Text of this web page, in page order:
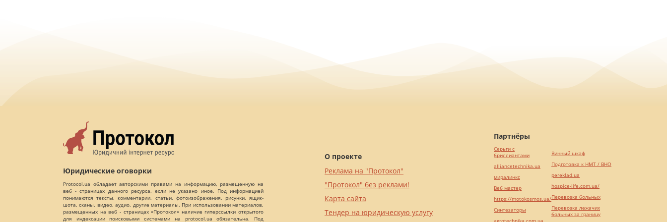
Юридические оговорки
Protocol.ua обладает авторскими правами на информацию, размещенную на
веб - страницах данного ресурса, если не указано иное. Под информацией
понимаются тексты, комментарии, статьи, фотоизображения, рисунки, ящик-
шота, сканы, видео, аудио, другие материалы. При использовании материалов,
размещенных на веб - страницах «Протокол» наличие гиперссылки открытого
для индексации поисковыми системами на protocol.ua обязательна. Под
О проекте
Реклама на "Протокол"
"Протокол" без реклами!
Карта сайта
Тендер на юридическую услугу
Партнёры
Серьги с
бриллиантами
alliancetechnika.ua
миралинкс
Веб мастер
https://motokosmos.ua/
Синтезаторы
agrotechnika.com.ua
Винный шкаф
Подготовка к НМТ / ВНО
pereklad.ua
hospice-life.com.ua/
Перевозка больных
Перевозка лежачих
больных за границу